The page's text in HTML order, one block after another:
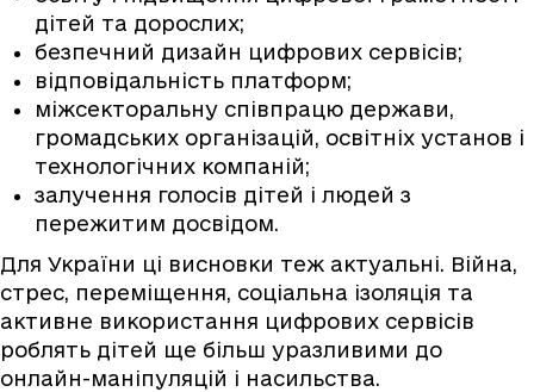
дітей та дорослих;
безпечний дизайн цифрових сервісів;
відповідальність платформ;
міжсекторальну співпрацю держави,
громадських організацій, освітніх установ і
технологічних компаній;
залучення голосів дітей і людей з
пережитим досвідом.
Для України ці висновки теж актуальні. Війна,
стрес, переміщення, соціальна ізоляція та
активне використання цифрових сервісів
роблять дітей ще більш уразливими до
онлайн-маніпуляцій і насильства.